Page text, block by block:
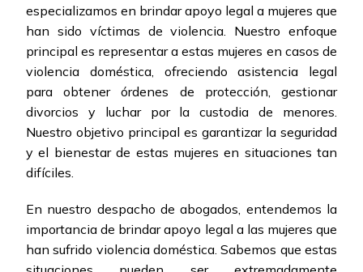
especializamos en brindar apoyo legal a mujeres que
han sido víctimas de violencia. Nuestro enfoque
principal es representar a estas mujeres en casos de
violencia doméstica, ofreciendo asistencia legal
para obtener órdenes de protección, gestionar
divorcios y luchar por la custodia de menores.
Nuestro objetivo principal es garantizar la seguridad
y el bienestar de estas mujeres en situaciones tan
difíciles.
En nuestro despacho de abogados, entendemos la
importancia de brindar apoyo legal a las mujeres que
han sufrido violencia doméstica. Sabemos que estas